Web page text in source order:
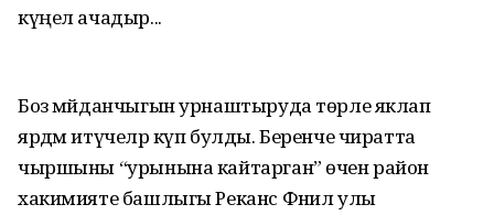
күңел ачадыр...
Боз мәйданчыгын урнаштыруда төрле яклап
ярдәм итүчеләр күп булды. Беренче чиратта
чыршыны “урынына кайтарган” өчен район
хакимияте башлыгы Реканс Фәнил улы